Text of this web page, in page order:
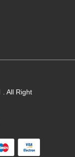
. All Right